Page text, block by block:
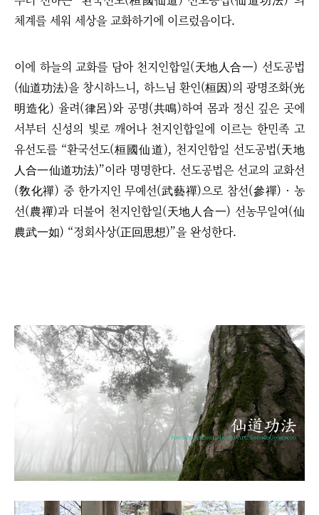
체계를 세워 세상을 교화하기에 이르렀음이다.
이에 하늘의 교화를 담아 천지인합일(天地人合一) 선도공법
(仙道功法)을 창시하느니, 하느님 환인(桓因)의 광명조화(光
明造化) 율려(律呂)와 공명(共鳴)하여 몸과 정신 깊은 곳에
서부터 신성의 빛로 깨어나 천지인합일에 이르는 한민족 고
유선도를 “환국선도(桓國仙道), 천지인합일 선도공법(天地
人合一仙道功法)”이라 명명한다. 선도공법은 선교의 교화선
(敎化禪) 중 한가지인 무예선(武藝禪)으로 참선(參禪) · 농
선(農禪)과 더불어 천지인합일(天地人合一) 선농무일여(仙
農武一如) “정회사상(正回思想)”을 완성한다.